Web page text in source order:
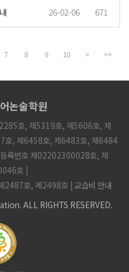
26-02-06 671
7 8 9 10 > >>
논술학원
호, 제5319호, 제5606호, 제
, 제6458호, 제6483호, 제6484
록번호 제02202300028호, 제
호 |
2487호, 제2498호 | 교습비 안내
ALL RIGHTS RESERVED.